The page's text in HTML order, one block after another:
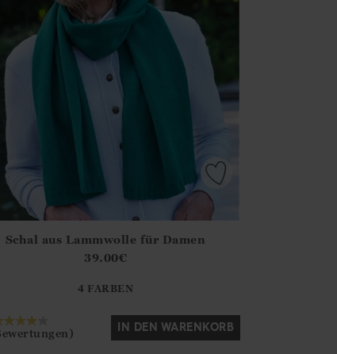
?? ""
Schal aus Lammwolle für Damen
39.00€
4 FARBEN
IN DEN WARENKORB